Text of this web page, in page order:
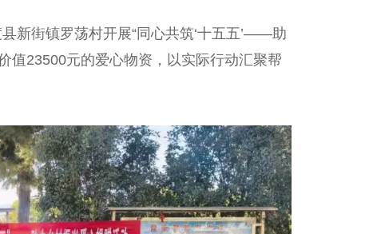
街镇罗荡村开展“同心共筑‘十五五’——助
值23500元的爱心物资，以实际行动汇聚帮